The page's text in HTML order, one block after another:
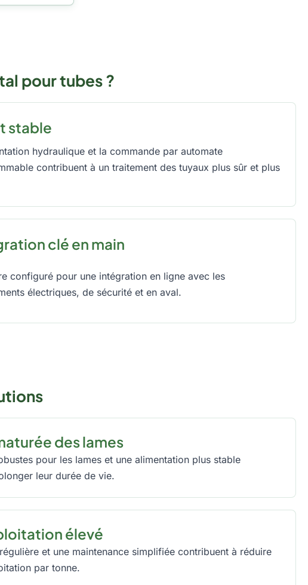
pour tubes ?
stable
hydraulique et la commande par automate
contribuent à un traitement des tuyaux plus sûr et plus
clé en main
configuré pour une intégration en ligne avec les
électriques, de sécurité et en aval.
des lames
pour les lames et une alimentation plus stable
leur durée de vie.
élevé
et une maintenance simplifiée contribuent à réduire
par tonne.